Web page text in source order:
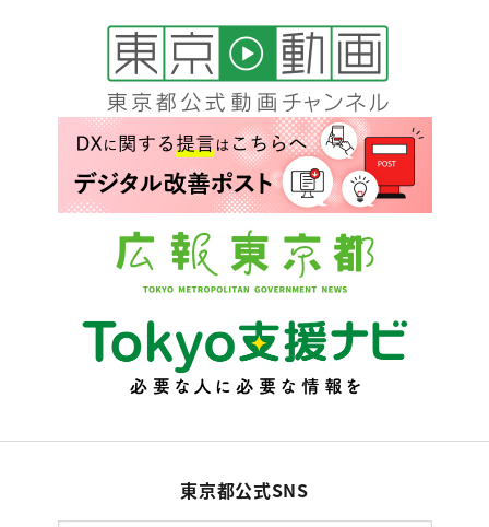
東京都公式SNS